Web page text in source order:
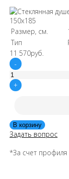
Размер, см.
Тип
11 570руб.
-
+
Задать вопрос
*За счет